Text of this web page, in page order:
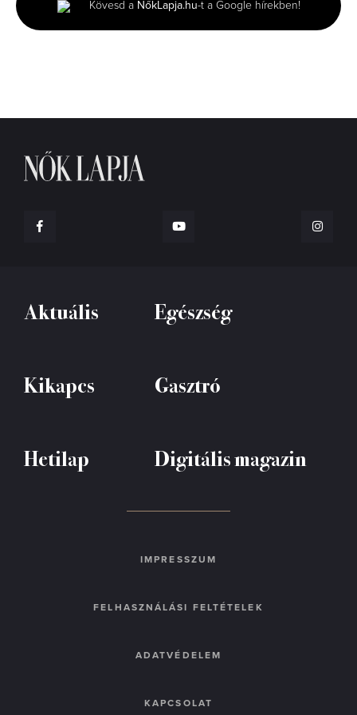
10
seconds
Kövesd a NőkLapja.hu-t a Google hírekben!
Aktuális Egészség
Kikapcs Gasztró
Hetilap Digitális magazin
IMPRESSZUM
FELHASZNÁLÁSI FELTÉTELEK
ADATVÉDELEM
KAPCSOLAT